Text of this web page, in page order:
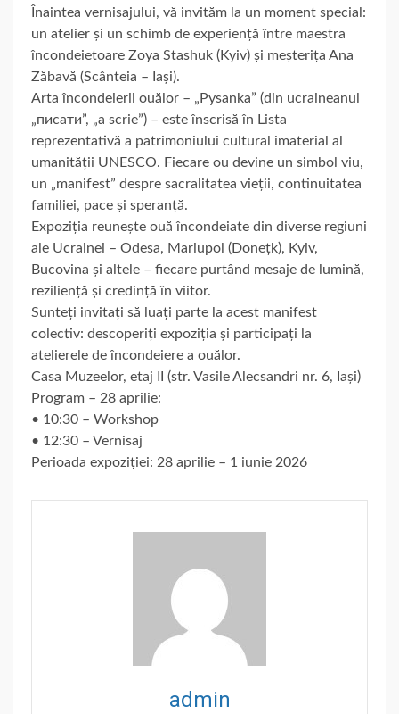
Înaintea vernisajului, vă invităm la un moment special:
un atelier și un schimb de experiență între maestra
încondeietoare Zoya Stashuk (Kyiv) și meșterița Ana
Zăbavă (Scânteia – Iași).
Arta încondeierii ouălor – „Pysanka” (din ucraineanul
„писати”, „a scrie”) – este înscrisă în Lista
reprezentativă a patrimoniului cultural imaterial al
umanității UNESCO. Fiecare ou devine un simbol viu,
un „manifest” despre sacralitatea vieții, continuitatea
familiei, pace și speranță.
Expoziția reunește ouă încondeiate din diverse regiuni
ale Ucrainei – Odesa, Mariupol (Donețk), Kyiv,
Bucovina și altele – fiecare purtând mesaje de lumină,
reziliență și credință în viitor.
Sunteți invitați să luați parte la acest manifest
colectiv: descoperiți expoziția și participați la
atelierele de încondeiere a ouălor.
Casa Muzeelor, etaj II (str. Vasile Alecsandri nr. 6, Iași)
Program – 28 aprilie:
• 10:30 – Workshop
• 12:30 – Vernisaj
Perioada expoziției: 28 aprilie – 1 iunie 2026
admin